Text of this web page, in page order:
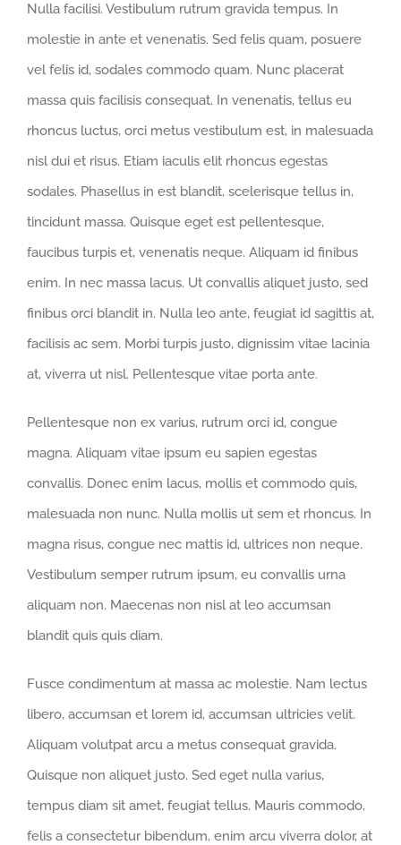
Nulla facilisi. Vestibulum rutrum gravida tempus. In
molestie in ante et venenatis. Sed felis quam, posuere
vel felis id, sodales commodo quam. Nunc placerat
massa quis facilisis consequat. In venenatis, tellus eu
rhoncus luctus, orci metus vestibulum est, in malesuada
nisl dui et risus. Etiam iaculis elit rhoncus egestas
sodales. Phasellus in est blandit, scelerisque tellus in,
tincidunt massa. Quisque eget est pellentesque,
faucibus turpis et, venenatis neque. Aliquam id finibus
enim. In nec massa lacus. Ut convallis aliquet justo, sed
finibus orci blandit in. Nulla leo ante, feugiat id sagittis at,
facilisis ac sem. Morbi turpis justo, dignissim vitae lacinia
at, viverra ut nisl. Pellentesque vitae porta ante.
Pellentesque non ex varius, rutrum orci id, congue
magna. Aliquam vitae ipsum eu sapien egestas
convallis. Donec enim lacus, mollis et commodo quis,
malesuada non nunc. Nulla mollis ut sem et rhoncus. In
magna risus, congue nec mattis id, ultrices non neque.
Vestibulum semper rutrum ipsum, eu convallis urna
aliquam non. Maecenas non nisl at leo accumsan
blandit quis quis diam.
Fusce condimentum at massa ac molestie. Nam lectus
libero, accumsan et lorem id, accumsan ultricies velit.
Aliquam volutpat arcu a metus consequat gravida.
Quisque non aliquet justo. Sed eget nulla varius,
tempus diam sit amet, feugiat tellus. Mauris commodo,
felis a consectetur bibendum, enim arcu viverra dolor, at